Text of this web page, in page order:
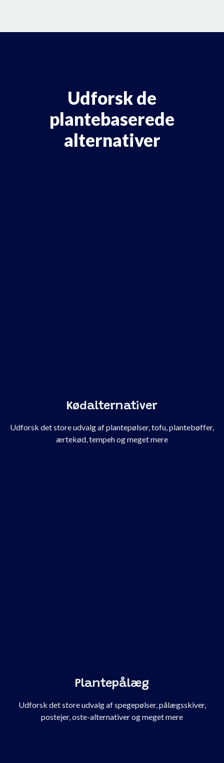
Udforsk de
plantebaserede
alternativer
Kødalternativer
Udforsk det store udvalg af plantepølser, tofu, plantebøffer,
ærtekød, tempeh og meget mere
Plantepålæg
Udforsk det store udvalg af spegepølser, pålægsskiver,
postejer, oste-alternativer og meget mere